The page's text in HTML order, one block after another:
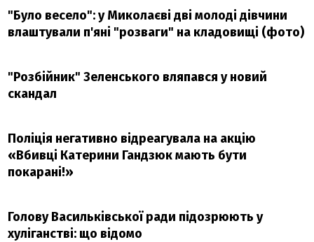
"Було весело": у Миколаєві дві молоді дівчини
влаштували п'яні "розваги" на кладовищі (фото)
"Розбійник" Зеленського вляпався у новий
скандал
Поліція негативно відреагувала на акцію
«Вбивці Катерини Гандзюк мають бути
покарані!»
Голову Васильківської ради підозрюють у
хуліганстві: що відомо